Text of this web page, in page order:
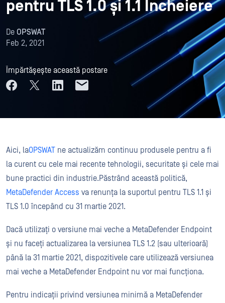
pentru TLS 1.0 și 1.1 Încheiere
De OPSWAT
Feb 2, 2021
Împărtășește această postare
Aici, laOPSWAT ne actualizăm continuu produsele pentru a fi
la curent cu cele mai recente tehnologii, securitate și cele mai
bune practici din industrie.Păstrând această politică,
MetaDefender Access va renunța la suportul pentru TLS 1.1 și
TLS 1.0 începând cu 31 martie 2021.
Dacă utilizați o versiune mai veche a MetaDefender Endpoint
și nu faceți actualizarea la versiunea TLS 1.2 (sau ulterioară)
până la 31 martie 2021, dispozitivele care utilizează versiunea
mai veche a MetaDefender Endpoint nu vor mai funcționa.
Pentru indicații privind versiunea minimă a MetaDefender